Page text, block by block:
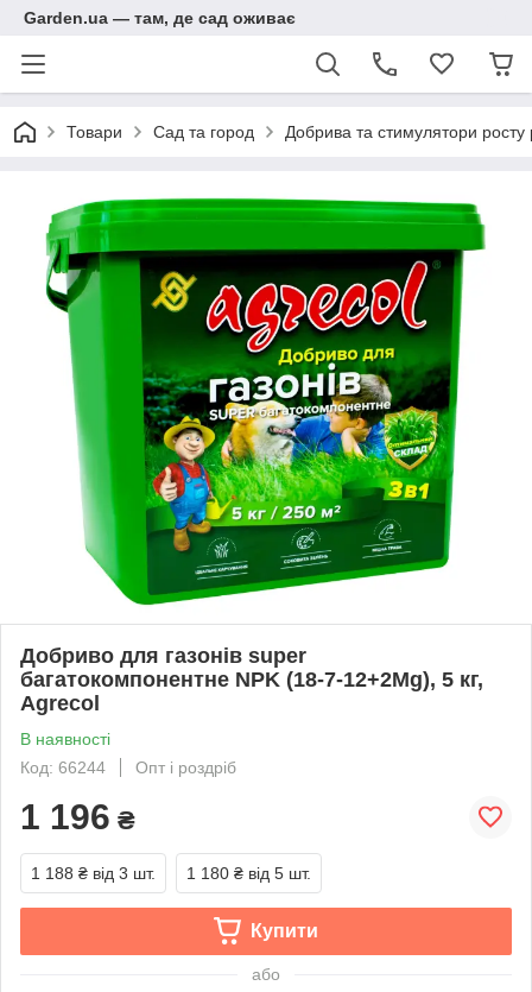
Garden.ua — там, де сад оживає
Товари Сад та город Добрива та стимулятори росту
Добриво для газонів super
багатокомпонентне NPK (18-7-12+2Mg), 5 кг,
Agrecol
В наявності
Код: 66244
Опт і роздріб
1 196 ₴
1 188 ₴ від 3 шт. 1 180 ₴ від 5 шт.
Купити
або